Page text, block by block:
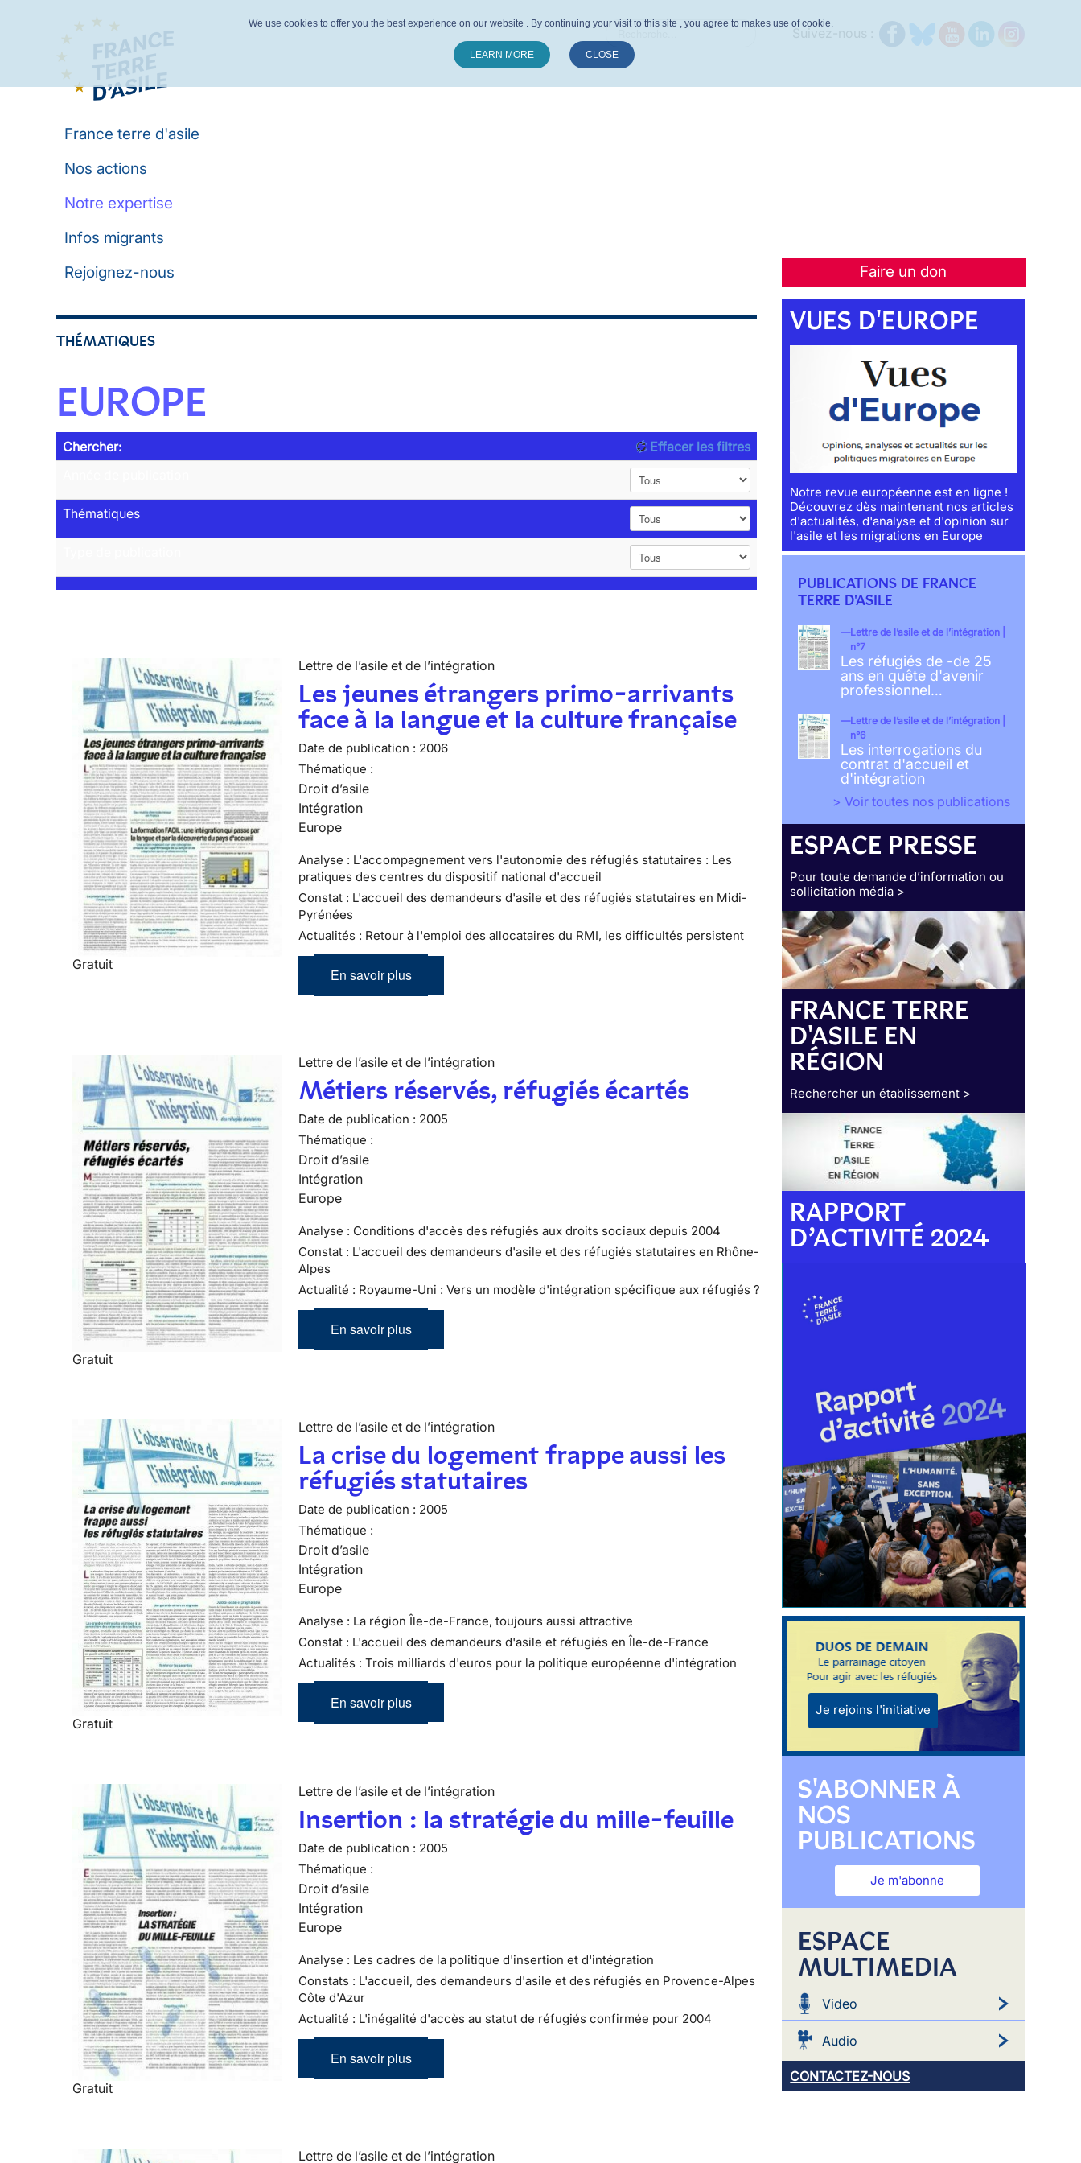
France terre d'asile
Nos actions
Notre expertise
Infos migrants
Faire un don
Rejoignez-nous
THÉMATIQUES
EUROPE
Chercher:
Effacer les filtres
Thématiques
Gratuit
Lettre de l’asile et de l’intégration
Les jeunes étrangers primo-arrivants
face à la langue et la culture française
Date de publication : 2006
Thématique :
Droit d’asile
Intégration
Europe
Analyse : L'accompagnement vers l'autonomie des réfugiés statutaires : Les
pratiques des centres du dispositif national d'accueil
Constat : L'accueil des demandeurs d'asile et des réfugiés statutaires en Midi-
Pyrénées
Actualités : Retour à l'emploi des allocataires du RMI, les difficultés persistent
En savoir plus
Gratuit
Lettre de l’asile et de l’intégration
Métiers réservés, réfugiés écartés
Date de publication : 2005
Thématique :
Droit d’asile
Intégration
Europe
Analyse : Conditions d'accès des réfugiés aux droits sociaux depuis 2004
Constat : L'accueil des demandeurs d'asile et des réfugiés statutaires en Rhône-
Alpes
Actualité : Royaume-Uni : Vers un modèle d'intégration spécifique aux réfugiés ?
En savoir plus
Gratuit
Lettre de l’asile et de l’intégration
La crise du logement frappe aussi les
réfugiés statutaires
Date de publication : 2005
Thématique :
Droit d’asile
Intégration
Europe
Analyse : La région Île-de-France, toujours aussi attractive
Constat : L'accueil des demandeurs d'asile et réfugiés en Île-de-France
Actualités : Trois milliards d'euros pour la politique européenne d'intégration
En savoir plus
Gratuit
Lettre de l’asile et de l’intégration
Insertion : la stratégie du mille-feuille
Date de publication : 2005
Thématique :
Droit d’asile
Intégration
Europe
Analyse : Les cadres de la politique d'insertion et d'intégration
Constats : L'accueil, des demandeurs d'asile et des réfugiés en Provence-Alpes
Côte d'Azur
Actualité : L'inégalité d'accès au statut de réfugiés confirmée pour 2004
En savoir plus
Lettre de l’asile et de l’intégration
VUES D'EUROPE
Notre revue européenne est en ligne !
Découvrez dès maintenant nos articles
d'actualités, d'analyse et d'opinion sur
l'asile et les migrations en Europe
PUBLICATIONS DE FRANCE
TERRE D'ASILE
Lettre de l’asile et de l’intégration |
n°7
Les réfugiés de -de 25
ans en quête d'avenir
professionnel…
Lettre de l’asile et de l’intégration |
n°6
Les interrogations du
contrat d'accueil et
d'intégration
> Voir toutes nos publications
ESPACE PRESSE
Pour toute demande d’information ou
sollicitation média >
FRANCE TERRE
D'ASILE EN
RÉGION
Rechercher un établissement >
RAPPORT
D’ACTIVITÉ 2024
Je rejoins l'initiative
S'ABONNER À
NOS
PUBLICATIONS
Je m'abonne
ESPACE
MULTIMEDIA
Video
Audio
CONTACTEZ-NOUS
We use cookies to offer you the best experience on our website . By continuing your visit to this site , you agree to makes use of cookie.
LEARN MORE CLOSE